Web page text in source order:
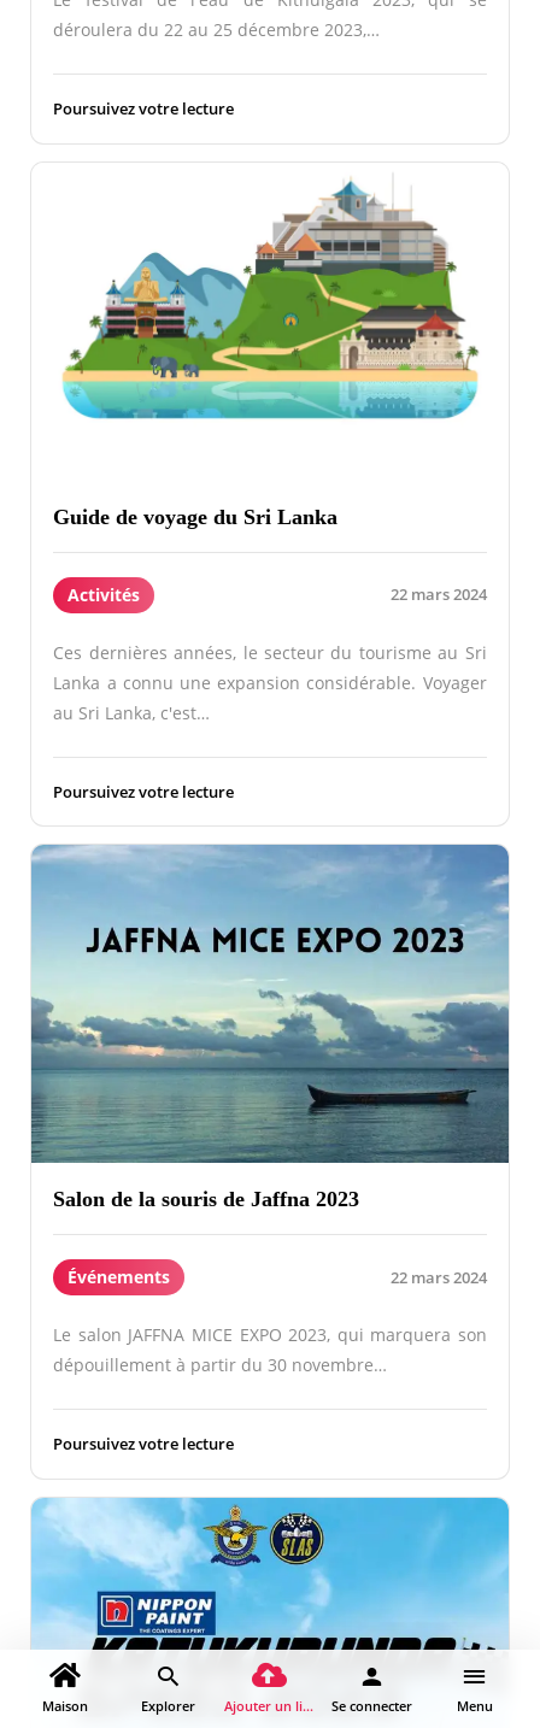
déroulera du 22 au 25 décembre 2023,…
Poursuivez votre lecture
Guide de voyage du Sri Lanka
Activités 22 mars 2024
Ces dernières années, le secteur du tourisme au Sri
Lanka a connu une expansion considérable. Voyager
au Sri Lanka, c'est…
Poursuivez votre lecture
Salon de la souris de Jaffna 2023
Événements 22 mars 2024
Le salon JAFFNA MICE EXPO 2023, qui marquera son
dépouillement à partir du 30 novembre…
Poursuivez votre lecture
Maison Explorer Ajouter un lieu Se connecter Menu